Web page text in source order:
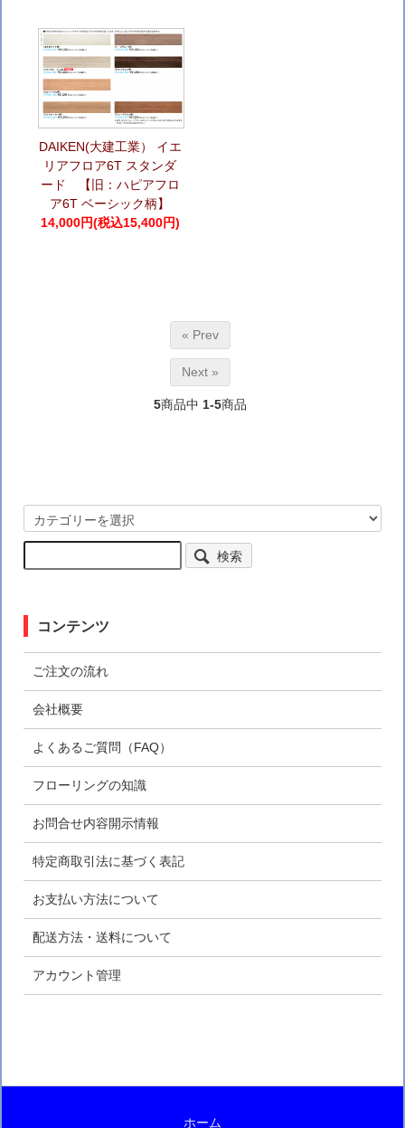
DAIKEN(大建工業） イエ
リアフロア6T スタンダ
ード 【旧：ハピアフロ
ア6T ベーシック柄】
14,000円(税込15,400円)
« Prev
Next »
5商品中 1-5商品
検索
コンテンツ
ご注文の流れ
会社概要
よくあるご質問（FAQ）
フローリングの知識
お問合せ内容開示情報
特定商取引法に基づく表記
お支払い方法について
配送方法・送料について
アカウント管理
ホーム